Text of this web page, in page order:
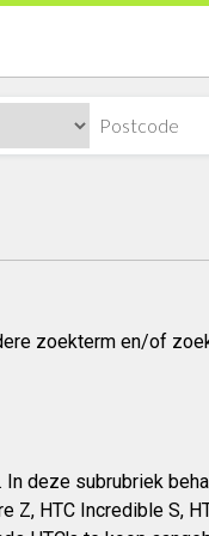
zoekterm en/of
deze subrubriek
Z, HTC Incredible S,